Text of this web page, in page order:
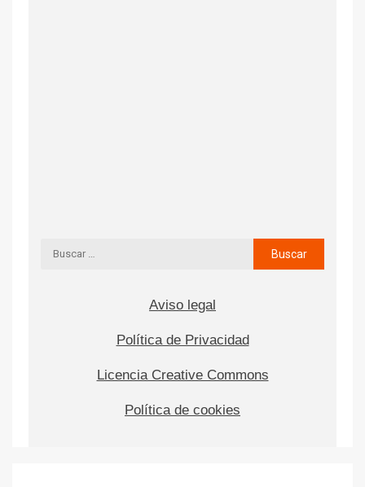
Aviso legal
Política de Privacidad
Licencia Creative Commons
Política de cookies